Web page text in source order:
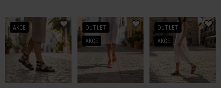
AKCE
OUTLET
AKCE
OUTLET
AKCE